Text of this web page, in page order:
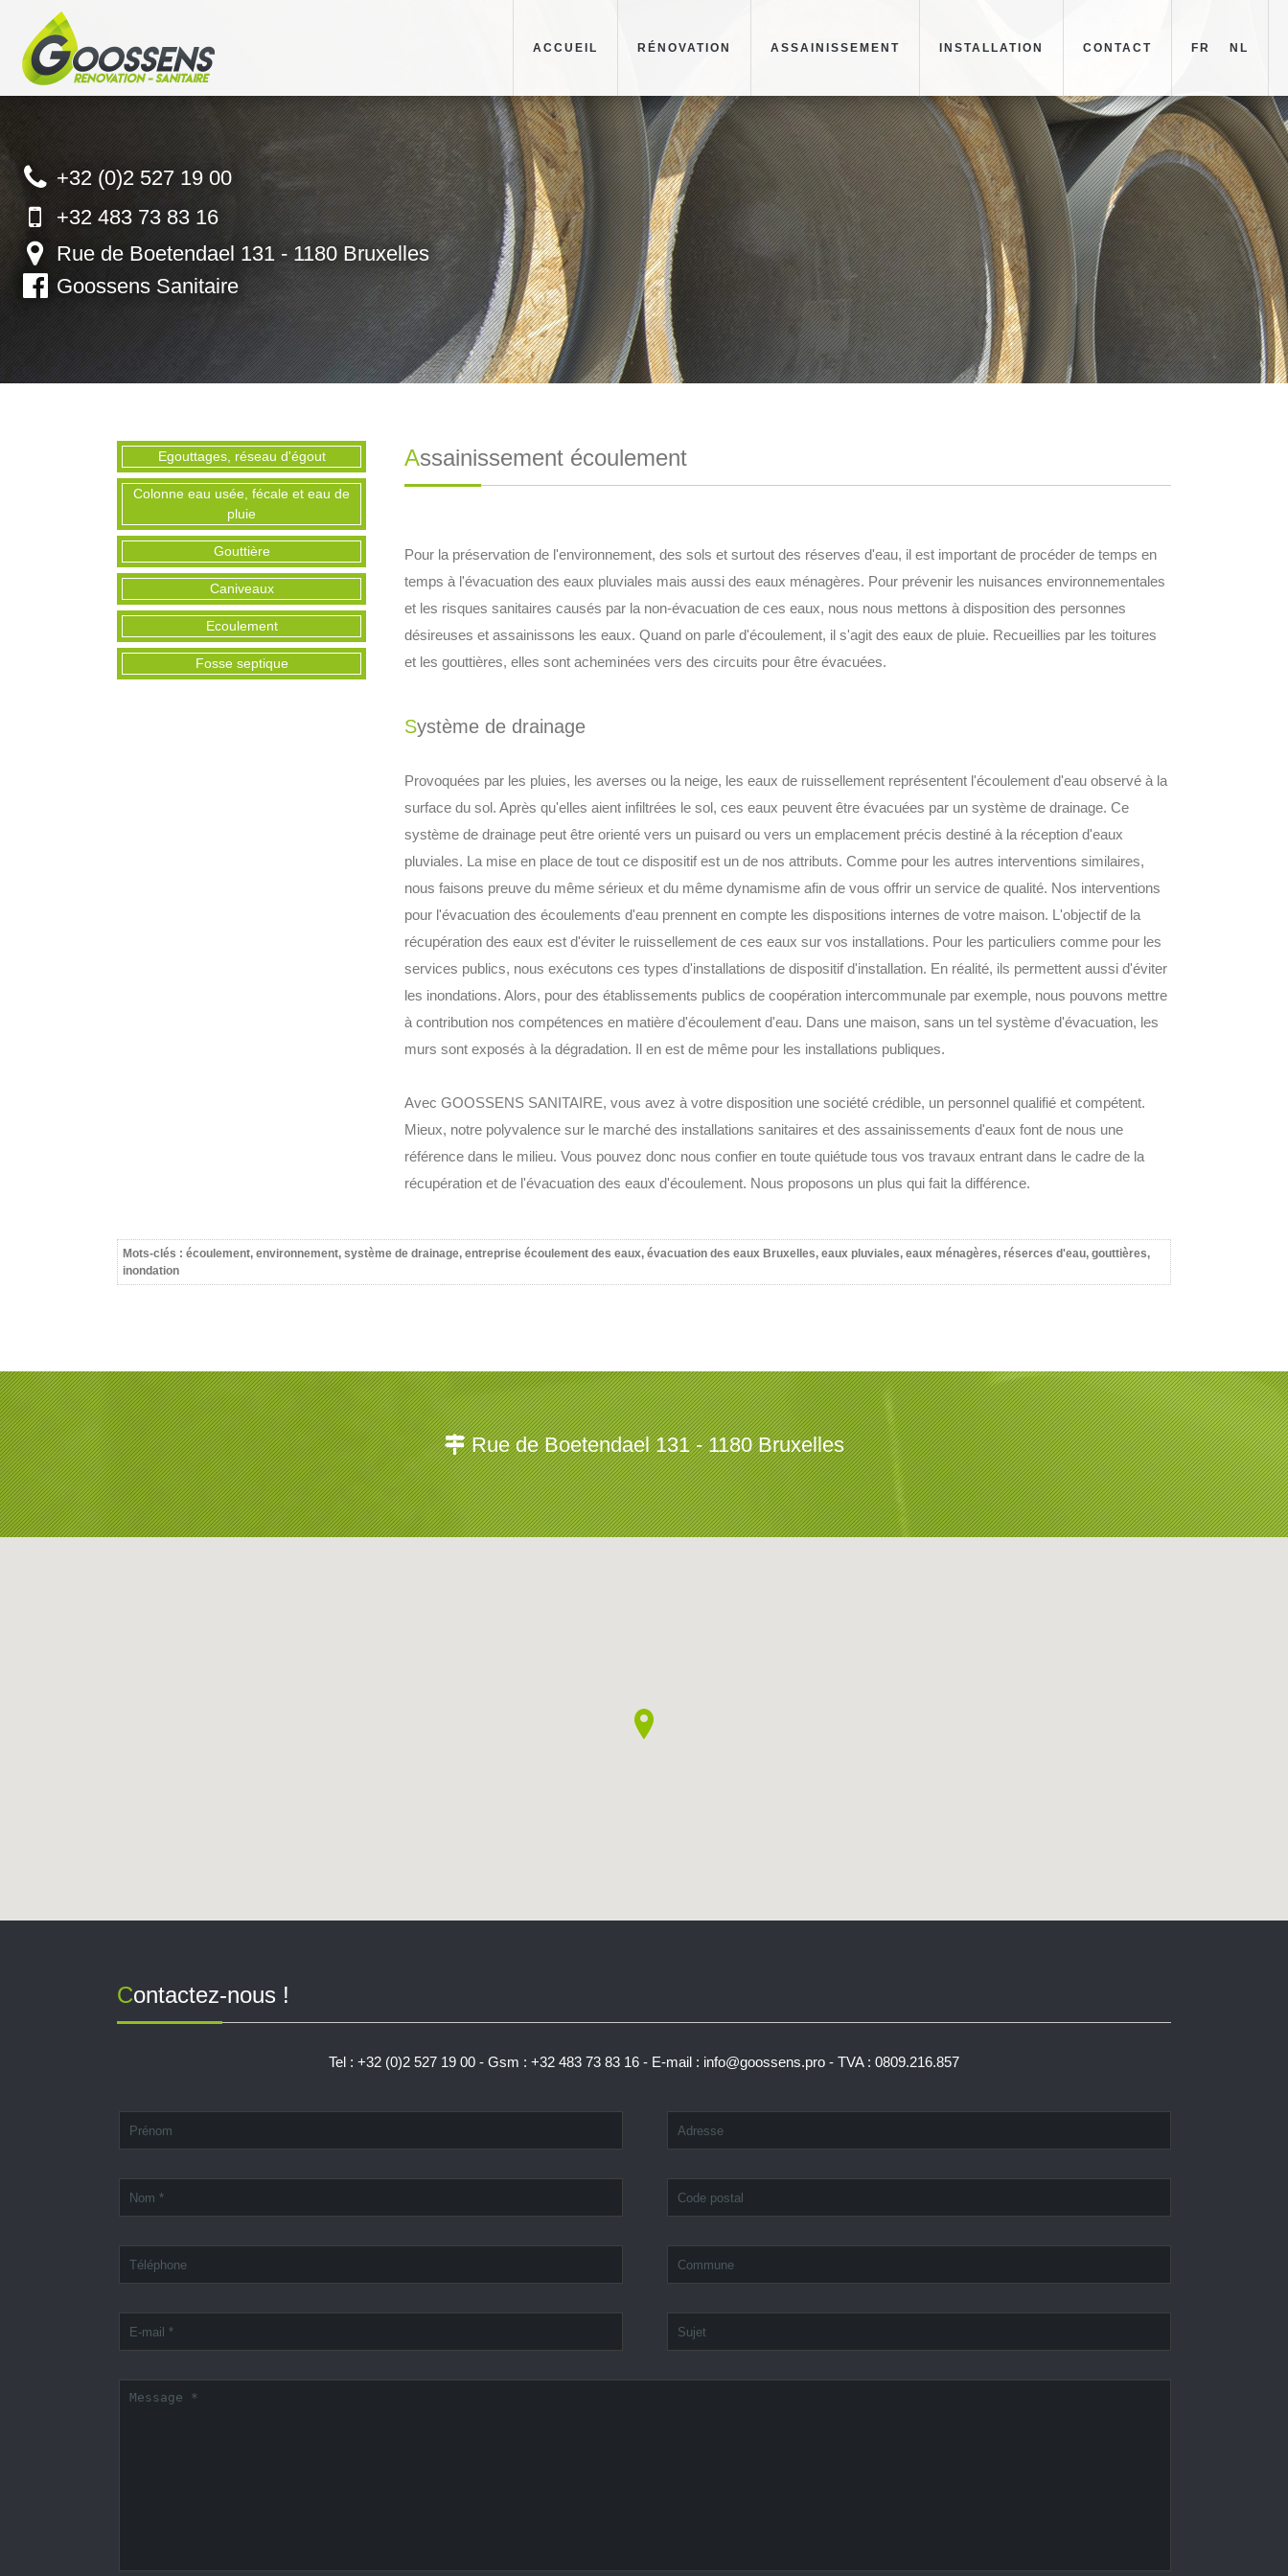
ACCUEIL RÉNOVATION ASSAINISSEMENT INSTALLATION CONTACT FR NL
+32 (0)2 527 19 00
+32 483 73 83 16
Rue de Boetendael 131 - 1180 Bruxelles
Goossens Sanitaire
Assainissement écoulement
Pour la préservation de l'environnement, des sols et surtout des réserves d'eau, il est important de procéder de temps en
temps à l'évacuation des eaux pluviales mais aussi des eaux ménagères. Pour prévenir les nuisances environnementales
et les risques sanitaires causés par la non-évacuation de ces eaux, nous nous mettons à disposition des personnes
désireuses et assainissons les eaux. Quand on parle d'écoulement, il s'agit des eaux de pluie. Recueillies par les toitures
et les gouttières, elles sont acheminées vers des circuits pour être évacuées.
Système de drainage
Provoquées par les pluies, les averses ou la neige, les eaux de ruissellement représentent l'écoulement d'eau observé à la
surface du sol. Après qu'elles aient infiltrées le sol, ces eaux peuvent être évacuées par un système de drainage. Ce
système de drainage peut être orienté vers un puisard ou vers un emplacement précis destiné à la réception d'eaux
pluviales. La mise en place de tout ce dispositif est un de nos attributs. Comme pour les autres interventions similaires,
nous faisons preuve du même sérieux et du même dynamisme afin de vous offrir un service de qualité. Nos interventions
pour l'évacuation des écoulements d'eau prennent en compte les dispositions internes de votre maison. L'objectif de la
récupération des eaux est d'éviter le ruissellement de ces eaux sur vos installations. Pour les particuliers comme pour les
services publics, nous exécutons ces types d'installations de dispositif d'installation. En réalité, ils permettent aussi d'éviter
les inondations. Alors, pour des établissements publics de coopération intercommunale par exemple, nous pouvons mettre
à contribution nos compétences en matière d'écoulement d'eau. Dans une maison, sans un tel système d'évacuation, les
murs sont exposés à la dégradation. Il en est de même pour les installations publiques.
Avec GOOSSENS SANITAIRE, vous avez à votre disposition une société crédible, un personnel qualifié et compétent.
Mieux, notre polyvalence sur le marché des installations sanitaires et des assainissements d'eaux font de nous une
référence dans le milieu. Vous pouvez donc nous confier en toute quiétude tous vos travaux entrant dans le cadre de la
récupération et de l'évacuation des eaux d'écoulement. Nous proposons un plus qui fait la différence.
Egouttages, réseau d'égout
Colonne eau usée, fécale et eau de
pluie
Gouttière
Caniveaux
Ecoulement
Fosse septique
Mots-clés : écoulement, environnement, système de drainage, entreprise écoulement des eaux, évacuation des eaux Bruxelles, eaux pluviales, eaux ménagères, réserces d'eau, gouttières,
inondation
Rue de Boetendael 131 - 1180 Bruxelles
Contactez-nous !
Tel : +32 (0)2 527 19 00 - Gsm : +32 483 73 83 16 - E-mail : info@goossens.pro - TVA : 0809.216.857